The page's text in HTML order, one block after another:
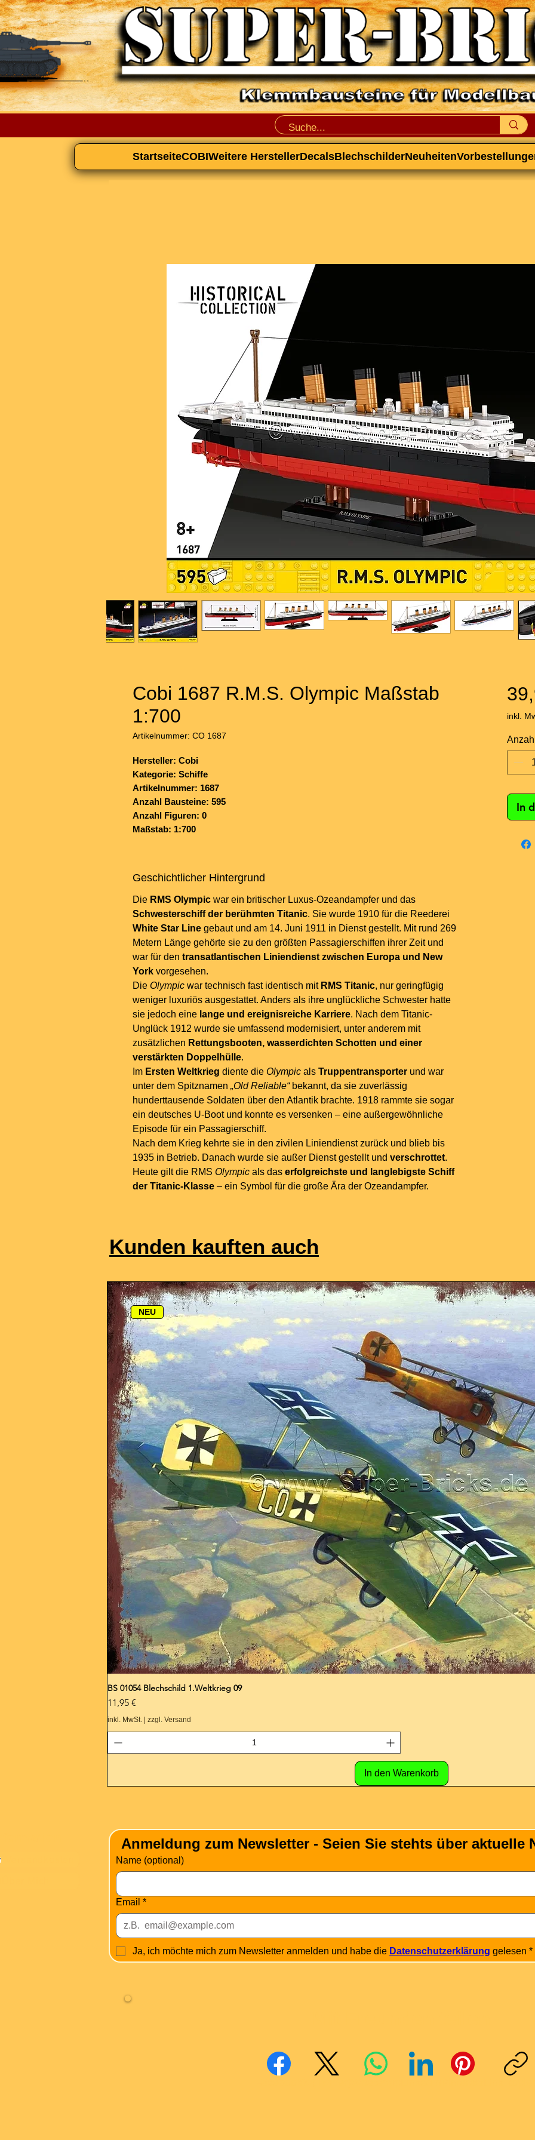
StartseiteCOBIWeitere HerstellerDecalsBlechschilderNeuheiten
Cobi 1687 R.M.S. Olympic Maßstab
1:700
Artikelnummer: CO 1687
Hersteller: Cobi
Kategorie: Schiffe
Artikelnummer: 1687
Anzahl Bausteine: 595
Anzahl Figuren: 0
Maßstab: 1:700
Geschichtlicher Hintergrund
Die RMS Olympic war ein britischer Luxus-Ozeandampfer und das
Schwesterschiff der berühmten Titanic. Sie wurde 1910 für die Reederei
White Star Line gebaut und am 14. Juni 1911 in Dienst gestellt. Mit rund 269
Metern Länge gehörte sie zu den größten Passagierschiffen ihrer Zeit und
war für den transatlantischen Liniendienst zwischen Europa und New
York vorgesehen.
Die Olympic war technisch fast identisch mit RMS Titanic, nur geringfügig
weniger luxuriös ausgestattet. Anders als ihre unglückliche Schwester hatte
sie jedoch eine lange und ereignisreiche Karriere. Nach dem Titanic-
Unglück 1912 wurde sie umfassend modernisiert, unter anderem mit
zusätzlichen Rettungsbooten, wasserdichten Schotten und einer
verstärkten Doppelhülle.
Im Ersten Weltkrieg diente die Olympic als Truppentransporter und war
unter dem Spitznamen „Old Reliable“bekannt, da sie zuverlässig
hunderttausende Soldaten über den Atlantik brachte. 1918 rammte sie sogar
ein deutsches U-Boot und konnte es versenken – eine außergewöhnliche
Episode für ein Passagierschiff.
Nach dem Krieg kehrte sie in den zivilen Liniendienst zurück und blieb bis
1935 in Betrieb. Danach wurde sie außer Dienst gestellt und verschrottet.
Heute gilt die RMS Olympic als das erfolgreichste und langlebigste Schiff
der Titanic-Klasse – ein Symbol für die große Ära der Ozeandampfer.
inkl.
In
Kunden kauften auch
NEU
BS 01054 Blechschild 1.Weltkrieg 09
Preis
11,95 €
inkl. MwSt. zzgl. Versand
In den Warenkorb
Anmeldung zum Newsletter - Seien Sie stehts über aktuelle
Name (optional)
Email *
Ja, ich möchte mich zum Newsletter anmelden und habe die Datenschutzerklärung gelesen *